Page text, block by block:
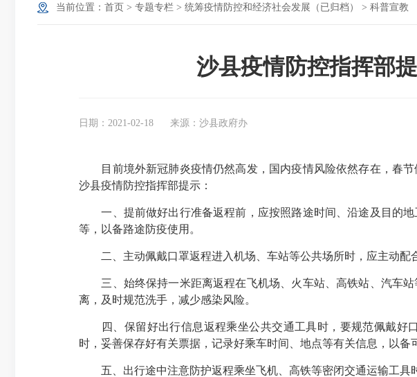
当前位置： 首页 > 专题专栏 > 统筹疫情防控和经济社会发展（已归档） > 科普宣教
沙县疫情防控指挥部
日期：2021-02-18 来源：沙县政府办
目前境外新冠肺炎疫情仍然高发，国内疫情风险依然存在，春节
沙县疫情防控指挥部提示：
一、提前做好出行准备返程前，应按照路途时间、沿途及目的地
等，以备路途防疫使用。
二、主动佩戴口罩返程进入机场、车站等公共场所时，应主动配
三、始终保持一米距离返程在飞机场、火车站、高铁站、汽车站
离，及时规范洗手，减少感染风险。
四、保留好出行信息返程乘坐公共交通工具时，要规范佩戴好
时，妥善保存好有关票据，记录好乘车时间、地点等有关信息，以备
五、出行途中注意防护返程乘坐飞机、高铁等密闭交通运输工具